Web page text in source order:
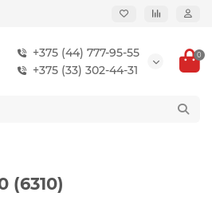
+375 (44) 777-95-55
+375 (33) 302-44-31
0
(6310)